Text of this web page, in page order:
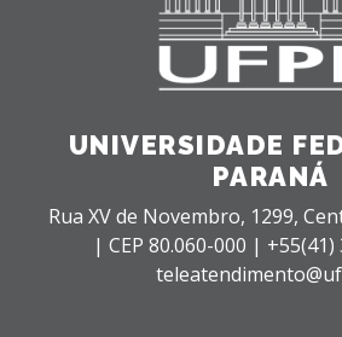
UNIVERSIDADE
PARANÁ
Rua XV de Novembro, 1299,
| CEP 80.060-000 | +55(41)